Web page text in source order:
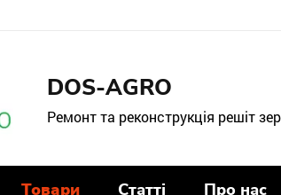
DOS-AGRO
Ремонт та реконструкція решіт
Товари Статті Про нас